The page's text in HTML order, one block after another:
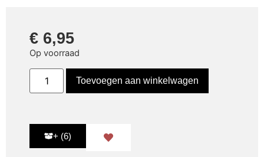
€ 6,95
Op voorraad
Toevoegen aan winkelwagen
+ (6)